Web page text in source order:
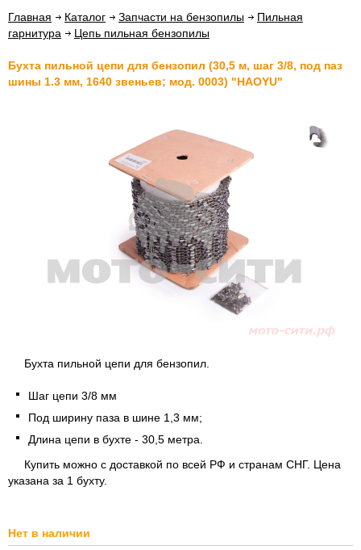
Главная Каталог Запчасти на бензопилы
Пильная
гарнитура
Цепь пильная бензопилы
Бухта пильной цепи для бензопил (30,5 м, шаг 3/8, под паз
шины 1.3 мм, 1640 звеньев; мод. 0003) "HAOYU"
Бухта пильной цепи для бензопил.
Шаг цепи 3/8 мм
Под ширину паза в шине 1,3 мм;
Длина цепи в бухте - 30,5 метра.
Купить можно с доставкой по всей РФ и странам СНГ. Цена
указана за 1 бухту.
Нет в наличии